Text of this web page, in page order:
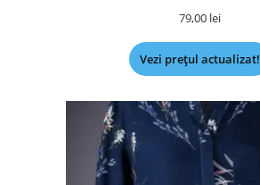
79,00 lei
Vezi prețul actualizat!